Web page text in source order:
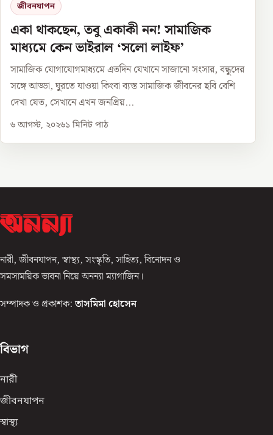
জীবনযাপন
একা থাকছেন, তবু একাকী নন! সামাজিক
মাধ্যমে কেন ভাইরাল ‘সলো লাইফ’
সামাজিক যোগাযোগমাধ্যমে এতদিন যেখানে সাজানো সংসার, বন্ধুদের
সঙ্গে আড্ডা, ঘুরতে যাওয়া কিংবা ব্যস্ত সামাজিক জীবনের ছবি বেশি
দেখা যেত, সেখানে এখন জনপ্রিয়...
৬ আগস্ট, ২০২৬১ মিনিট পাঠ
নারী, জীবনযাপন, স্বাস্থ্য, সংস্কৃতি, সাহিত্য, বিনোদন ও
সমসাময়িক ভাবনা নিয়ে অনন্যা ম্যাগাজিন।
সম্পাদক ও প্রকাশক: তাসমিমা হোসেন
বিভাগ
নারী
জীবনযাপন
স্বাস্থ্য